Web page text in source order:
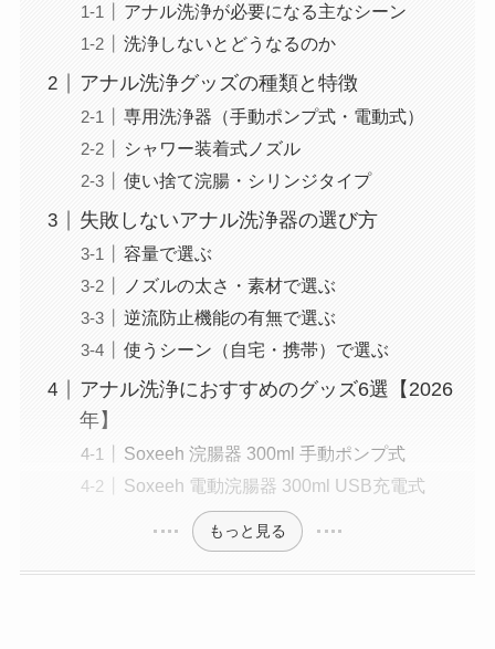
アナル洗浄が必要になる主なシーン
洗浄しないとどうなるのか
アナル洗浄グッズの種類と特徴
専用洗浄器（手動ポンプ式・電動式）
シャワー装着式ノズル
使い捨て浣腸・シリンジタイプ
失敗しないアナル洗浄器の選び方
容量で選ぶ
ノズルの太さ・素材で選ぶ
逆流防止機能の有無で選ぶ
使うシーン（自宅・携帯）で選ぶ
アナル洗浄におすすめのグッズ6選【2026
年】
Soxeeh 浣腸器 300ml 手動ポンプ式
Soxeeh 電動浣腸器 300ml USB充電式
もっと見る